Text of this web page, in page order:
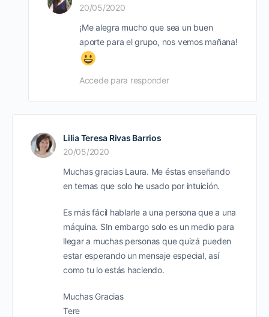
20/05/2020
¡Me alegra mucho que sea un buen
aporte para el grupo, nos vemos mañana!
Accede para responder
Lilia Teresa Rivas Barrios
20/05/2020
Muchas gracias Laura. Me éstas enseñando
en temas que solo he usado por intuición.
Es más fácil hablarle a una persona que a una
máquina. SIn embargo solo es un medio para
llegar a muchas personas que quizá pueden
estar esperando un mensaje especial, así
como tu lo estás haciendo.
Muchas Gracias
Tere